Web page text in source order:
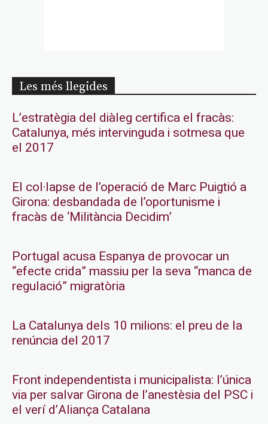
Les més llegides
L’estratègia del diàleg certifica el fracàs:
Catalunya, més intervinguda i sotmesa que
el 2017
El col·lapse de l’operació de Marc Puigtió a
Girona: desbandada de l’oportunisme i
fracàs de ‘Militància Decidim’
Portugal acusa Espanya de provocar un
“efecte crida” massiu per la seva “manca de
regulació” migratòria
La Catalunya dels 10 milions: el preu de la
renúncia del 2017
Front independentista i municipalista: l’única
via per salvar Girona de l’anestèsia del PSC i
el verí d’Aliança Catalana